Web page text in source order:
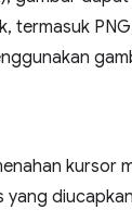
kursor